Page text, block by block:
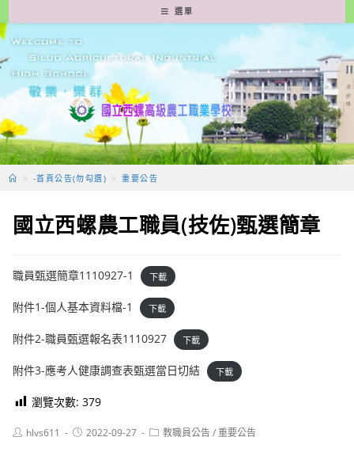
轉
至
要
容
選單
> -首頁公告(勿勾選) > 重要公告
國立西螺農工職員(技佐)甄選簡章
職員甄選簡章1110927-1 下載
附件1-個人基本資料檔-1 下載
附件2-職員甄選報名表1110927 下載
附件3-應考人健康調查表甄選當日切結 下載
瀏覽次數: 379
Posthlvs611
Post2022-09-27
Post教職員公告/重要公告